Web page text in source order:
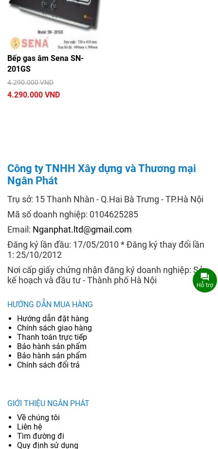
Bếp gas âm Sena SN-
201GS
4.290.000 VND
4.290.000 VND
Công ty TNHH Xây dựng và Thương mại
Ngân Phát
Trụ sở: 15 Thanh Nhàn - Q.Hai Bà Trưng - TP.Hà Nội
Mã số doanh nghiệp: 0104625285
Email: Nganphat.ltd@gmail.com
Đăng ký lần đầu: 17/05/2010 * Đăng ký thay đổi lần
1: 25/10/2012
Nơi cấp giấy chứng nhận đăng ký doanh nghiệp: Sở
kế hoạch và đầu tư - Thành phố Hà Nội
HƯỚNG DẪN MUA HÀNG
Hướng dẫn đặt hàng
Chính sách giao hàng
Thanh toán trực tiếp
Bảo hành sản phẩm
Bảo hành sản phẩm
Chính sách đổi trả
GIỚI THIỆU NGÂN PHÁT
Về chúng tôi
Liên hệ
Tìm đường đi
Quy định sử dụng
Hỗ trợ